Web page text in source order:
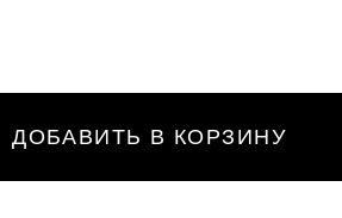
ДОБАВИТЬ В КОРЗИНУ